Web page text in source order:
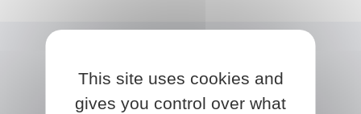
This site uses cookies and
gives you control over what